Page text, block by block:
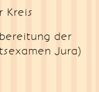
Kreis
der
Jura)